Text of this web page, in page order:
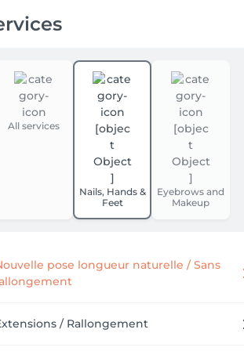
All services
Nails, Hands &
Feet
Eyebrows and
Makeup
pose longueur naturelle / Sans
/ Rallongement